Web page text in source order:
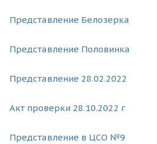
Представление Белозерка
Представление Половинка
Представление 28.02.2022
Акт проверки 28.10.2022 г
Представление в ЦСО №9